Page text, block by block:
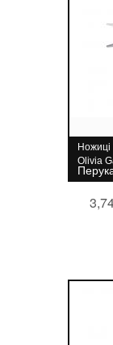
Ножиці
Olivia